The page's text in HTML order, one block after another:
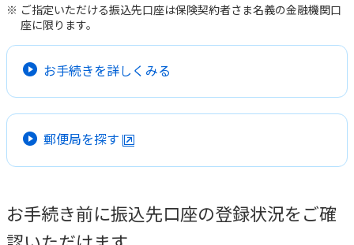
かんぽジャンクション
ご指定いただける振込先口座は保険契約者さま名義の金融機関口
座に限ります。
お手続きを詳しくみる
郵便局を探す
お手続き前に振込先口座の登録状況をご確